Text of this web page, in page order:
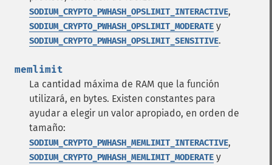
SODIUM_CRYPTO_PWHASH_OPSLIMIT_INTERACTIVE,
SODIUM_CRYPTO_PWHASH_OPSLIMIT_MODERATE y
SODIUM_CRYPTO_PWHASH_OPSLIMIT_SENSITIVE.
memlimit
La cantidad máxima de RAM que la función
utilizará, en bytes. Existen constantes para
ayudar a elegir un valor apropiado, en orden de
tamaño:
SODIUM_CRYPTO_PWHASH_MEMLIMIT_INTERACTIVE,
SODIUM_CRYPTO_PWHASH_MEMLIMIT_MODERATE y